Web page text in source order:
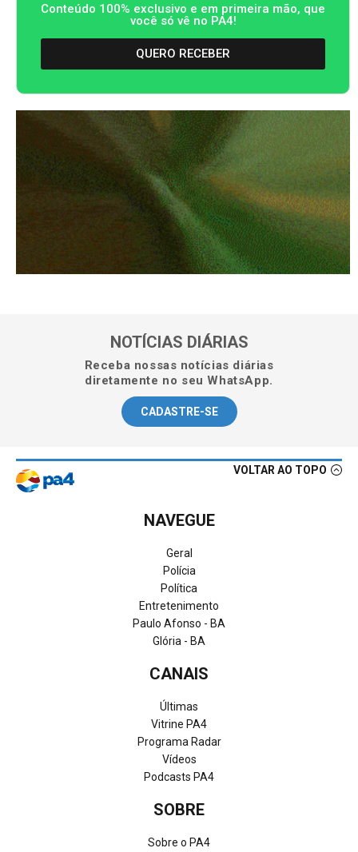
Conteúdo 100% exclusivo e em primeira mão, que
você só vê no PA4!
QUERO RECEBER
NOTÍCIAS DIÁRIAS
Receba nossas notícias diárias
diretamente no seu WhatsApp.
CADASTRE-SE
VOLTAR AO TOPO
NAVEGUE
Geral
Polícia
Política
Entretenimento
Paulo Afonso - BA
Glória - BA
CANAIS
Últimas
Vitrine PA4
Programa Radar
Vídeos
Podcasts PA4
SOBRE
Sobre o PA4